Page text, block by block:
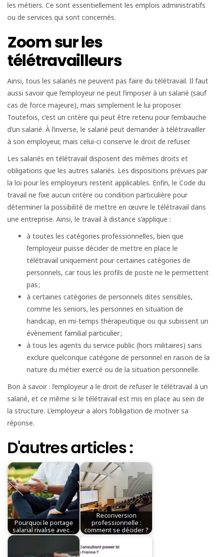
les métiers. Ce sont essentiellement les emplois administratifs
ou de services qui sont concernés.
Zoom sur les
télétravailleurs
Ainsi, tous les salariés ne peuvent pas faire du télétravail. Il faut
aussi savoir que l’employeur ne peut l’imposer à un salarié (sauf
cas de force majeure), mais simplement le lui proposer.
Toutefois, c’est un critère qui peut être retenu pour l’embauche
d’un salarié. À l’inverse, le salarié peut demander à télétravailler
à son employeur, mais celui-ci conserve le droit de refuser.
Les salariés en télétravail disposent des mêmes droits et
obligations que les autres salariés. Les dispositions prévues par
la loi pour les employeurs restent applicables. Enfin, le Code du
travail ne fixe aucun critère ou condition particulière pour
déterminer la possibilité de mettre en œuvre le télétravail dans
une entreprise. Ainsi, le travail à distance s’applique :
à toutes les catégories professionnelles, bien que
l’employeur puisse décider de mettre en place le
télétravail uniquement pour certaines catégories de
personnels, car tous les profils de poste ne le permettent
pas ;
à certaines catégories de personnels dites sensibles,
comme les seniors, les personnes en situation de
handicap, en mi-temps thérapeutique ou qui subissent un
évènement familial particulier ;
à tous les agents du service public (hors militaires) sans
exclure quelconque catégorie de personnel en raison de la
nature du métier exercé ou de la situation personnelle.
Bon à savoir : l’employeur a le droit de refuser le télétravail à un
salarié, et ce même si le télétravail est mis en place au sein de
la structure. L’employeur a alors l’obligation de motiver sa
réponse.
D'autres articles :
Pourquoi le portage
salarial rivalise avec…
Reconversion
professionnelle :
comment se décider ?